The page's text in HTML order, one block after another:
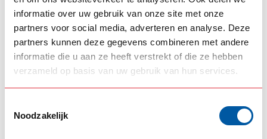
informatie over uw gebruik van onze site met onze
partners voor social media, adverteren en analyse. Deze
partners kunnen deze gegevens combineren met andere
informatie die u aan ze heeft verstrekt of die ze hebben
verzameld op basis van uw gebruik van hun services.
Noodzakelijk
ERGÄNZENDE PRODUKTE
OMNIUS